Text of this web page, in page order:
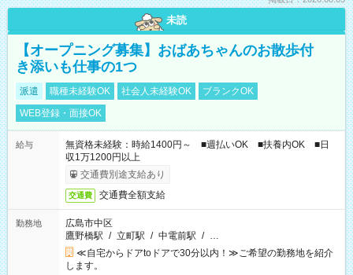
未読
【オープニング募集】おばあちゃんのお散歩付
き添いも仕事の1つ
派遣 職種未経験OK 社会人未経験OK
ブランクOK
WEB登録・面接OK
給与
無資格未経験：時給1400円～ ■週払いOK ■扶養内OK ■日
収1万1200円以上
交通費別途支給あり
交通費 交通費全額支給
勤務地
広島市中区
鷹野橋駅 / 立町駅 / 中電前駅 / …
≪自宅からドアtoドアで30分以内！≫ご希望の勤務地を紹介
します。